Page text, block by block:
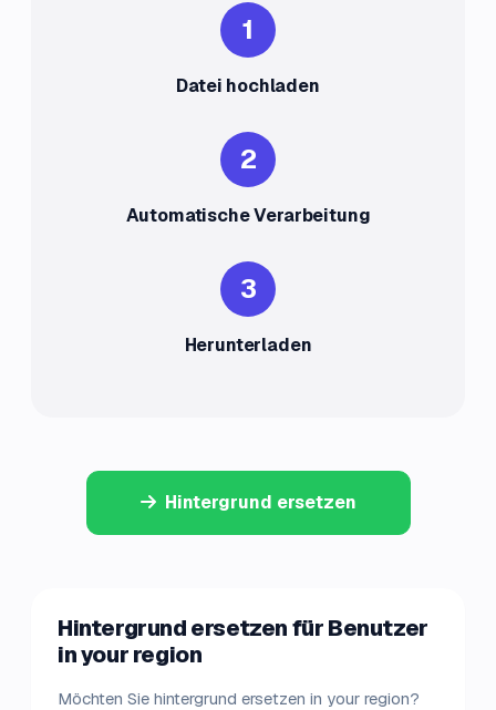
1
Datei hochladen
2
Automatische Verarbeitung
3
Herunterladen
Hintergrund ersetzen
Hintergrund ersetzen für Benutzer
in your region
Möchten Sie hintergrund ersetzen in your region?